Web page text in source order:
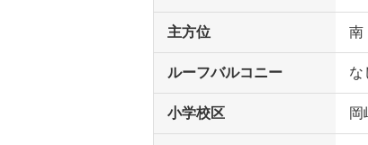
主方位 南
ルーフバルコニー な
小学校区 岡